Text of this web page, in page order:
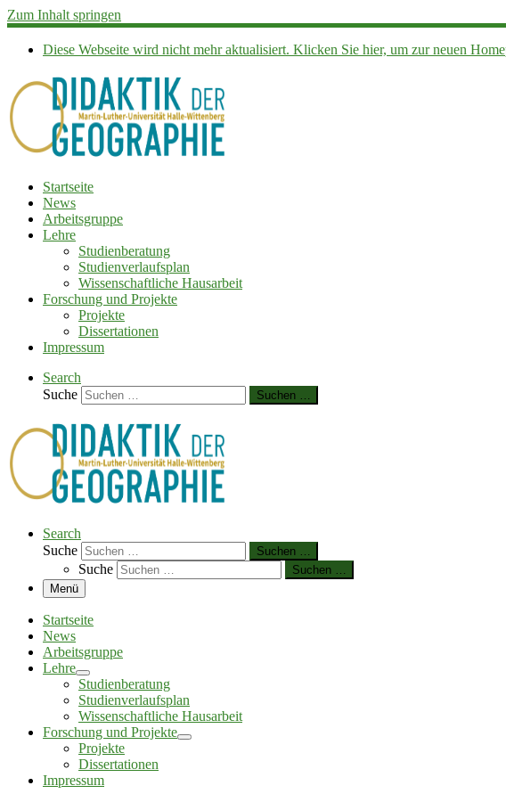
Zum Inhalt springen
Diese Webseite wird nicht mehr aktualisiert. Klicken Sie hier, um zur neuen
Startseite
News
Arbeitsgruppe
Lehre
Studienberatung
Studienverlaufsplan
Wissenschaftliche Hausarbeit
Forschung und Projekte
Projekte
Dissertationen
Impressum
Search
Suche
Suchen …
Search
Suche
Suchen …
Suche
Suchen …
Menü
Startseite
News
Arbeitsgruppe
Lehre
Studienberatung
Studienverlaufsplan
Wissenschaftliche Hausarbeit
Forschung und Projekte
Projekte
Dissertationen
Impressum